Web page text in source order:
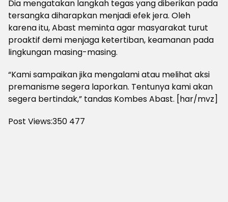
Dia mengatakan langkah tegas yang diberikan pada
tersangka diharapkan menjadi efek jera. Oleh
karena itu, Abast meminta agar masyarakat turut
proaktif demi menjaga ketertiban, keamanan pada
lingkungan masing-masing.
“Kami sampaikan jika mengalami atau melihat aksi
premanisme segera laporkan. Tentunya kami akan
segera bertindak,” tandas Kombes Abast. [har/mvz]
Post Views:350 477